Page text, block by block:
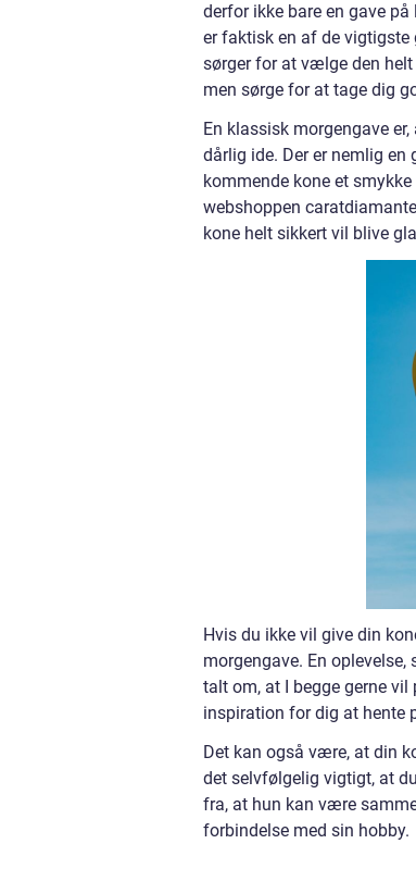
derfor ikke bare en gave
er faktisk en af de vigtigste
sørger for at vælge den helt
men sørge for at tage dig
En klassisk morgengave
dårlig ide. Der er nemlig
kommende kone et
webshoppen
kone helt sikkert vil blive
Hvis du ikke vil give din
morgengave. En
talt om, at I begge gerne
inspiration for dig at hente
Det kan også være, at din
det selvfølgelig vigtigt, at
fra, at hun kan være
forbindelse med sin hobby.